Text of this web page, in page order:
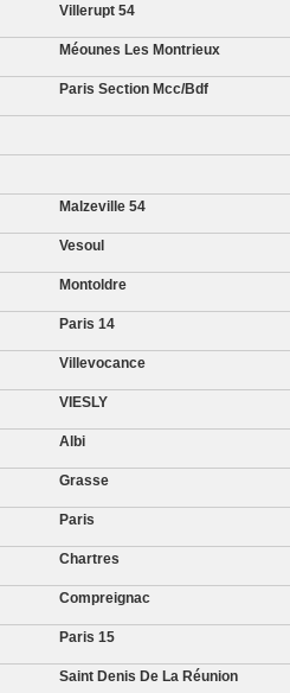
Villerupt 54
Méounes Les Montrieux
Paris Section Mcc/bdf
Malzeville 54
Vesoul
Montoldre
Paris 14
Villevocance
VIESLY
Albi
Grasse
Paris
Chartres
Compreignac
Paris 15
Saint Denis De La Réunion